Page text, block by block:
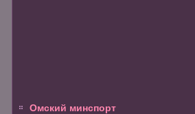
Омский минспорт